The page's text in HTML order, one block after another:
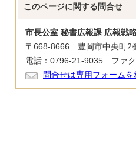
このページに関する 問合せ
市長公室 秘書広報課 広報戦
〒668-8666 豊岡市中央町2
電話：0796-21-9035 ファ
問合せは専用フォームを